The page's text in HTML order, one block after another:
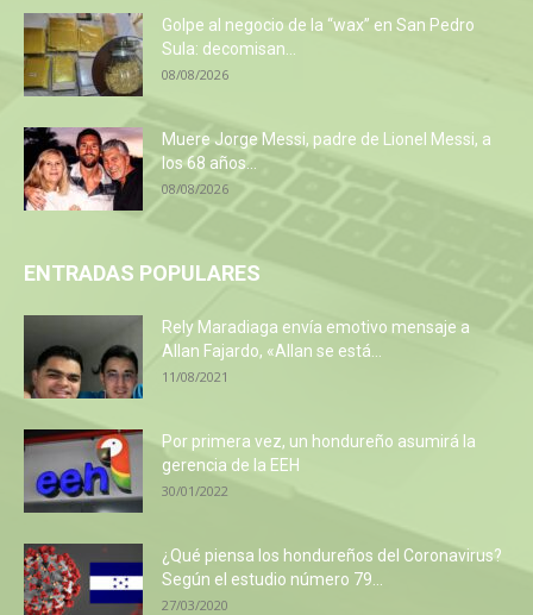
Golpe al negocio de la “wax” en San Pedro
Sula: decomisan...
08/08/2026
Muere Jorge Messi, padre de Lionel Messi, a
los 68 años...
08/08/2026
ENTRADAS POPULARES
Rely Maradiaga envía emotivo mensaje a
Allan Fajardo, «Allan se está...
11/08/2021
Por primera vez, un hondureño asumirá la
gerencia de la EEH
30/01/2022
¿Qué piensa los hondureños del Coronavirus?
Según el estudio número 79...
27/03/2020